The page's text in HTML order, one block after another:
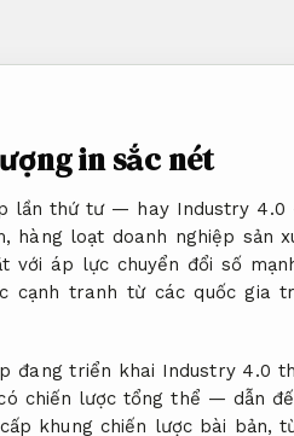
in sắc nét
lần thứ tư — hay Industry
hàng loạt doanh nghiệp sản
với áp lực chuyển đổi số
cạnh tranh từ các quốc gia
đang triển khai Industry 4.0
chiến lược tổng thể — dẫn
khung chiến lược bài bản,